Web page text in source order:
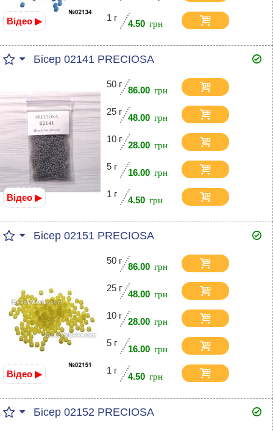
Відео ▶ 1 г
4.50
Бісер 02141 PRECIOSA
Відео ▶
50 г
86.00
25 г
48.00
10 г
28.00
5 г
16.00
1 г
4.50
Бісер 02151 PRECIOSA
Відео ▶
50 г
86.00
25 г
48.00
10 г
28.00
5 г
16.00
1 г
4.50
Бісер 02152 PRECIOSA